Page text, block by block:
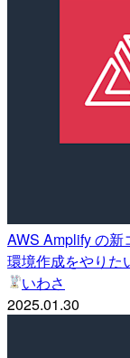
AWS Amplify の新
環境作成をやりた
いわさ
2025.01.30